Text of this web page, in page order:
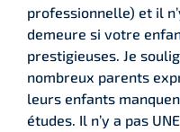
professionnelle) et il
demeure si votre
prestigieuses. Je
nombreux parents
leurs enfants
études. Il n’y a pas